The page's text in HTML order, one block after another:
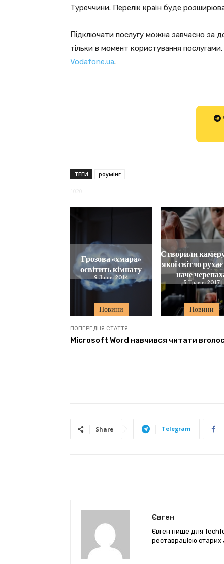
Туреччини. Перелік країн буде
Підключати послугу можна завчасно за
тільки в момент користування
Vodafone.ua.
ТЕГИ роумінг
Новини
Грозова «хмара»
освітить кімнату
9 Липня 2014
Новини
Створили
якої світло
наче
5 Травня 2017
ПОПЕРЕДНЯ СТАТТЯ
Microsoft Word навчився читати
Share Telegram
Євген
Євген пише для
реставрацією старих